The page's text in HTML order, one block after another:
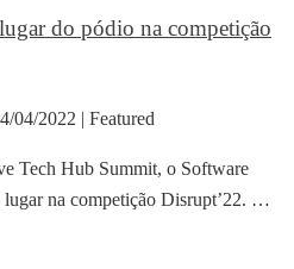
do pódio na competição
04/2022 | Featured
Tech Hub Summit, o Software
lugar na competição Disrupt’22. …